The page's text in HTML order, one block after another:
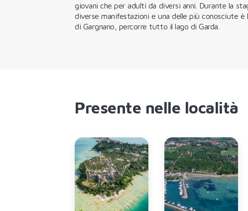
giovani che per adulti da diversi anni. Durante la
diverse manifestazioni e una delle più conosciute è
di Gargnano, percorre tutto il lago di Garda.
Presente nelle località